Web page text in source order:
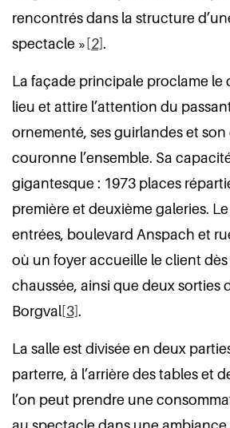
rencontrés dans la structure
spectacle »[2].
La façade principale proclame le
lieu et attire l’attention du
ornementé, ses guirlandes et
couronne l’ensemble. Sa
gigantesque : 1973 places
première et deuxième galeries.
entrées, boulevard Anspach et
où un foyer accueille le client dès
chaussée, ainsi que deux sorties
Borgval[3].
La salle est divisée en deux
parterre, à l’arrière des tables et
l’on peut prendre une